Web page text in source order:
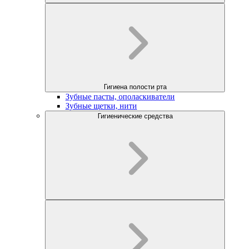
Гигиена полости рта
Зубные пасты, ополаскиватели
Зубные щетки, нити
Гигиенические средства